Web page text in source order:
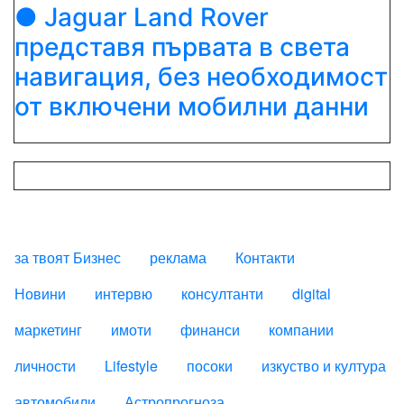
● Jaguar Land Rover
представя първата в света
навигация, без необходимост
от включени мобилни данни
за твоят Бизнес реклама
Контакти
FOOTER_STATII
Новини интервю консултанти
digital
маркетинг
имоти финанси
компании
личности
Lifestyle посоки
изкуство и култура